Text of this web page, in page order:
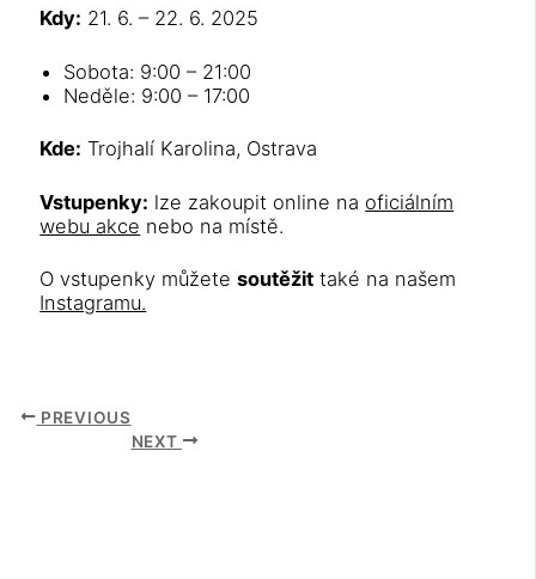
Kdy: 21. 6. – 22. 6. 2025
Sobota: 9:00 – 21:00
Neděle: 9:00 – 17:00
Kde: Trojhalí Karolina, Ostrava
Vstupenky: lze zakoupit online na oficiálním
webu akce nebo na místě.
O vstupenky můžetesoutěžit také na našem
Instagramu.
PREVIOUS
NEXT